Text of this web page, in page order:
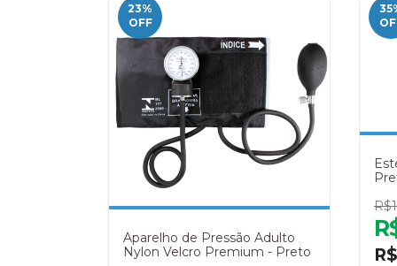
23%
OFF
Aparelho de Pressão Adulto
Nylon Velcro Premium - Preto
35